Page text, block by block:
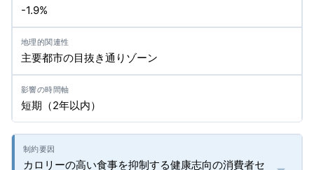
-1.9%
主要都市の目抜き通りゾーン
短期（2年以内）
カロリーの高い食事を抑制する健康志向の消費者セ